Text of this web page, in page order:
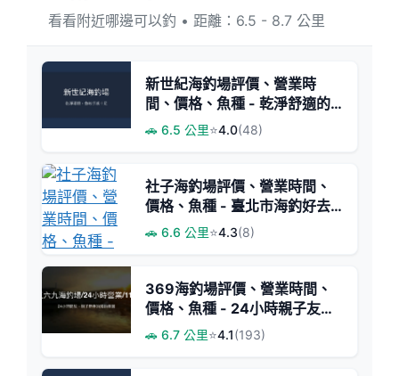
看看附近哪邊可以釣 • 距離：6.5 - 8.7 公里
新世紀海釣場評價、營業時
間、價格、魚種 - 乾淨舒適的
海釣體驗
🚗 6.5 公里⭐4.0(48)
社子海釣場評價、營業時間、
價格、魚種 - 臺北市海釣好去
🚗 6.6 公里⭐4.3(8)
369海釣場評價、營業時間、
價格、魚種 - 24小時親子友善
海釣體驗
🚗 6.7 公里⭐4.1(193)